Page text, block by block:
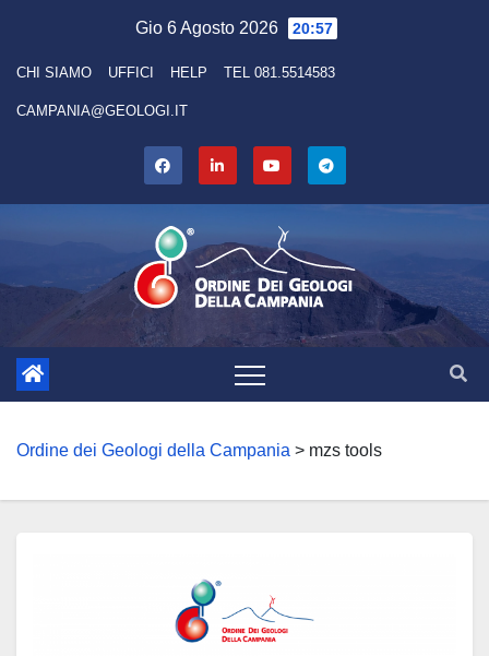
content
Gio 6 Agosto 2026 20:57
CHI SIAMO UFFICI HELP TEL 081.5514583
CAMPANIA@GEOLOGI.IT
Ordine dei Geologi della Campania > mzs tools